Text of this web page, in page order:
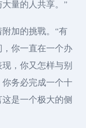
量的人共享。”
加的挑戰。“有
你一直在一个办
，你又怎样与别
务必完成一个十
是一个极大的侧